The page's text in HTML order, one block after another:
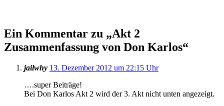
Ein Kommentar zu „Akt 2
Zusammenfassung von Don Karlos“
jailwhy 13. Dezember 2012 um 22:15 Uhr
….super Beiträge!
Bei Don Karlos Akt 2 wird der 3. Akt nicht unten angezeigt.